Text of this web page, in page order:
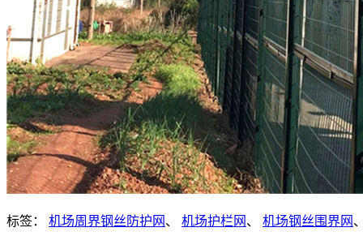
标签： 机场周界钢丝防护网 、 机场护栏网 、 机场钢丝围界网